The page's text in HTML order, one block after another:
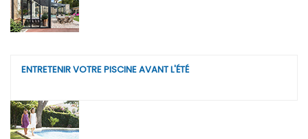
ENTRETENIR VOTRE PISCINE AVANT L'ÉTÉ